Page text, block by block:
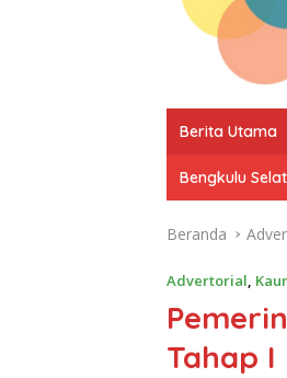
Berita Utama
Bengkulu
Beranda
Advertorial, Kaur
Tahap I